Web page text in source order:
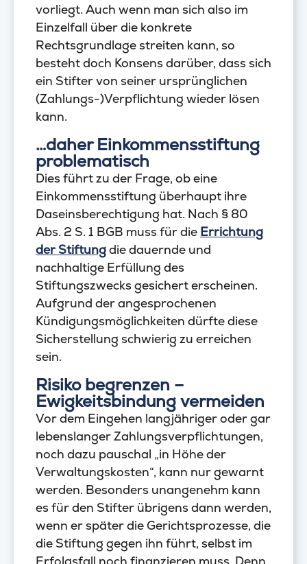
vorliegt. Auch wenn man sich also im
Einzelfall über die konkrete
Rechtsgrundlage streiten kann, so
besteht doch Konsens darüber, dass sich
ein Stifter von seiner ursprünglichen
(Zahlungs-)Verpflichtung wieder lösen
kann.
…daher Einkommensstiftung
problematisch
Dies führt zu der Frage, ob eine
Einkommensstiftung überhaupt ihre
Daseinsberechtigung hat. Nach § 80
Abs. 2 S. 1 BGB muss für die Errichtung
der Stiftungdie dauernde und
nachhaltige Erfüllung des
Stiftungszwecks gesichert erscheinen.
Aufgrund der angesprochenen
Kündigungsmöglichkeiten dürfte diese
Sicherstellung schwierig zu erreichen
sein.
Risiko begrenzen –
Ewigkeitsbindung vermeiden
Vor dem Eingehen langjähriger oder gar
lebenslanger Zahlungsverpflichtungen,
noch dazu pauschal „in Höhe der
Verwaltungskosten“, kann nur gewarnt
werden. Besonders unangenehm kann
es für den Stifter übrigens dann werden,
wenn er später die Gerichtsprozesse, die
die Stiftung gegen ihn führt, selbst im
Erfolgsfall noch finanzieren muss. Denn